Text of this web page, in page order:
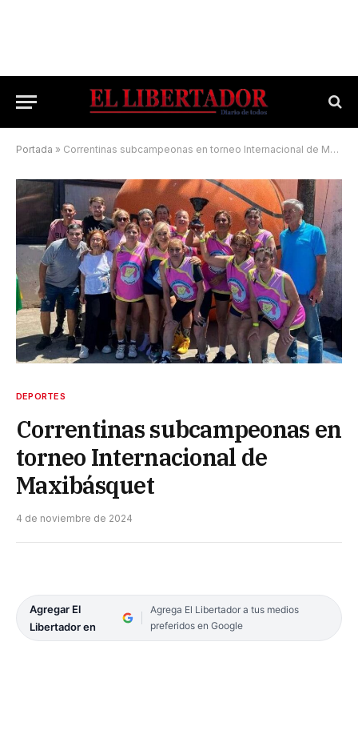
Portada » Correntinas subcampeonas en torneo Internacional de Maxibásquet
DEPORTES
Correntinas subcampeonas en
torneo Internacional de
Maxibásquet
4 de noviembre de 2024
Agregar El
Libertador en
Agrega El Libertador a tus medios
preferidos en Google